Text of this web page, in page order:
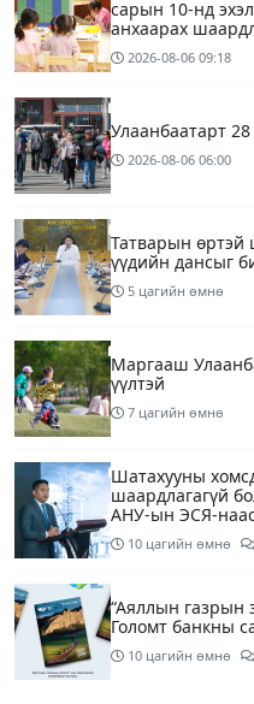
сарын 10-нд
анхаарах
2026-08-06 09:18
Улаанбаатарт
2026-08-06 06:00
Татварын өртэй
үүдийн дансыг
5 цагийн өмнө
Маргааш
үүлтэй
7 цагийн өмнө
Шатахууны
шаардлагагүй
АНУ-ын ЭСЯ-
10 цагийн өмнө
“Аяллын газрын
Голомт банкны
10 цагийн өмнө